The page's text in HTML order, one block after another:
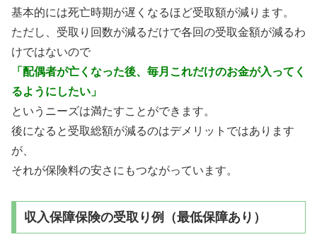
基本的には死亡時期が遅くなるほど受取額が減ります。
ただし、受取り回数が減るだけで各回の受取金額が減るわ
けではないので
「配偶者が亡くなった後、毎月これだけのお金が入ってく
るようにしたい」
というニーズは満たすことができます。
後になると受取総額が減るのはデメリットではあります
が、
それが保険料の安さにもつながっています。
収入保障保険の受取り例（最低保障あり）